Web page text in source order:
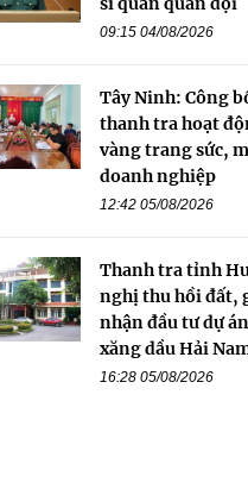
09:15 04/08/2026
Tây Ninh: Công
thanh tra hoạt
vàng trang sức,
doanh nghiệp
12:42 05/08/2026
Thanh tra tỉnh
nghị thu hồi đất,
nhận đầu tư dự
xăng dầu Hải
16:28 05/08/2026